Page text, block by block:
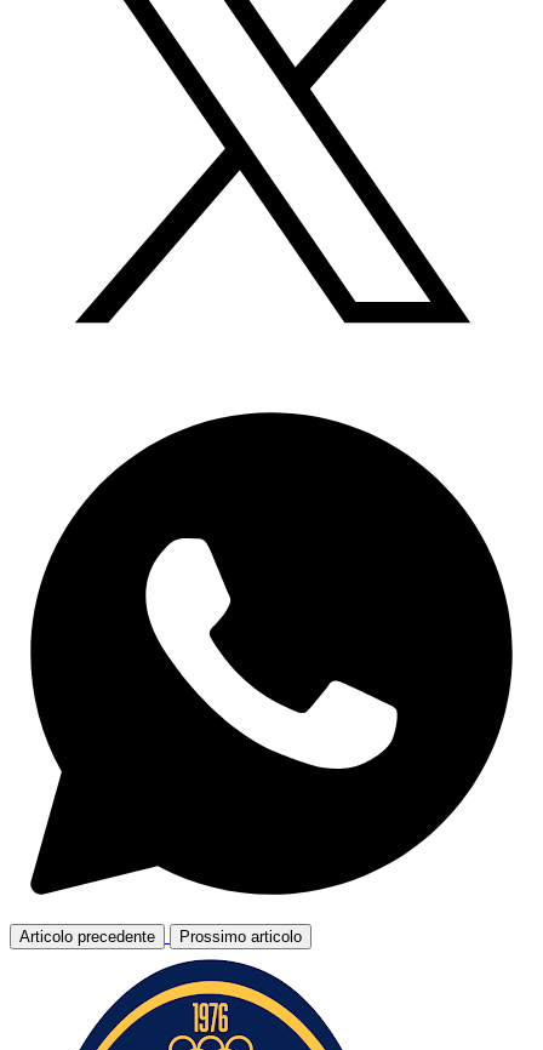
Articolo precedente Prossimo articolo